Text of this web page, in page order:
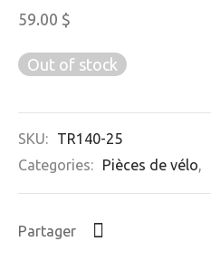
59.00 $
Out of stock
SKU:
TR140-25
Categories:
Pièces de vélo,
Partager